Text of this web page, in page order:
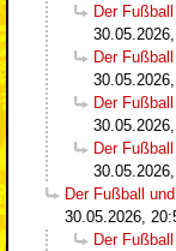
Der
Der
Der
Der
Der Fußball
30.05.2026,
Der